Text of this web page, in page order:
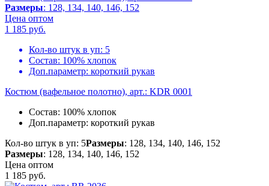
Размеры: 128, 134, 140, 146, 152
Цена оптом
1 185 руб.
Кол-во штук в уп: 5
Состав: 100% хлопок
Доп.параметр: короткий рукав
Костюм (вафельное полотно), арт.: KDR 0001
Состав: 100% хлопок
Доп.параметр: короткий рукав
Кол-во штук в уп: 5Размеры: 128, 134, 140, 146, 152
Размеры: 128, 134, 140, 146, 152
Цена оптом
1 185 руб.